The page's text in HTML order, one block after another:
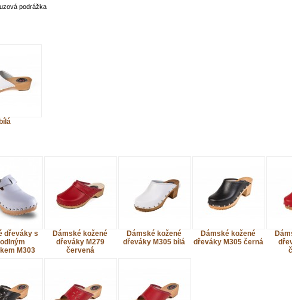
podrážka
bílá
dřeváky s
M303
Dámské kožené
dřeváky M279
červená
Dámské kožené
dřeváky M305 bílá
Dámské kožené
dřeváky M305 černá